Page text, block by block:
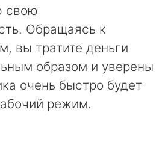
свою
Обращаясь к
вы тратите деньги
образом и уверены
очень быстро будет
режим.